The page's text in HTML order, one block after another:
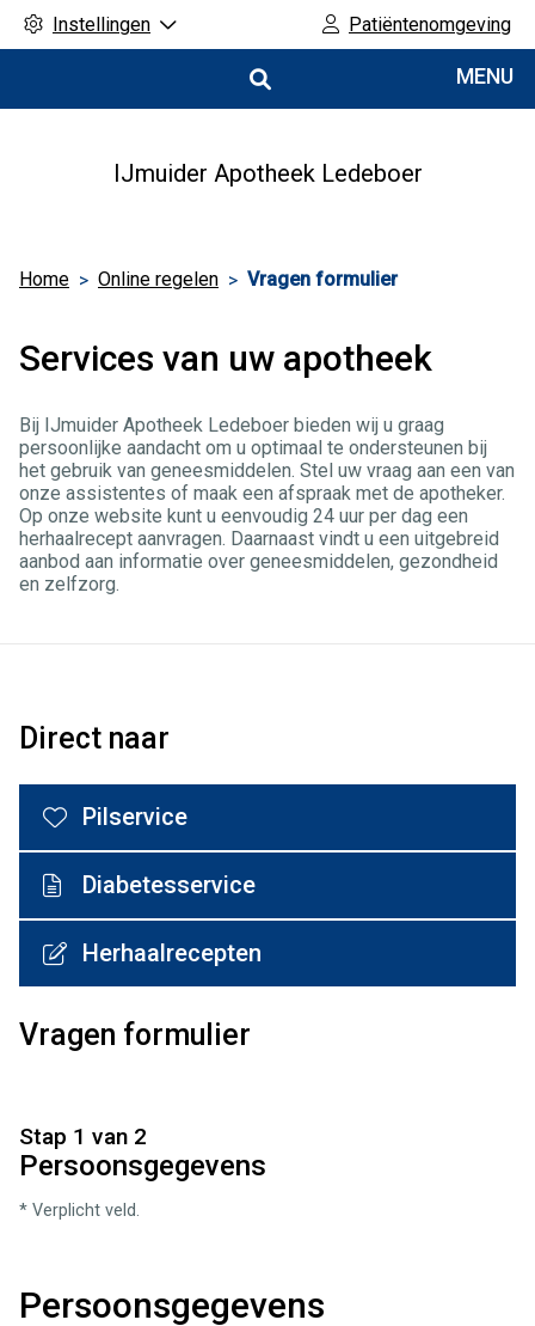
Instellingen Patiëntenomgeving
MENU
IJmuider Apotheek Ledeboer
Home Online regelen Vragen formulier
Services van uw apotheek
Bij IJmuider Apotheek Ledeboer bieden wij u graag
persoonlijke aandacht om u optimaal te ondersteunen bij
het gebruik van geneesmiddelen. Stel uw vraag aan een van
onze assistentes of maak een afspraak met de apotheker.
Op onze website kunt u eenvoudig 24 uur per dag een
herhaalrecept aanvragen. Daarnaast vindt u een uitgebreid
aanbod aan informatie over geneesmiddelen, gezondheid
en zelfzorg.
Vragen formulier
Stap 1 van 2
Persoonsgegevens
* Verplicht veld.
Persoonsgegevens
Direct naar
Pilservice
Diabetesservice
Herhaalrecepten